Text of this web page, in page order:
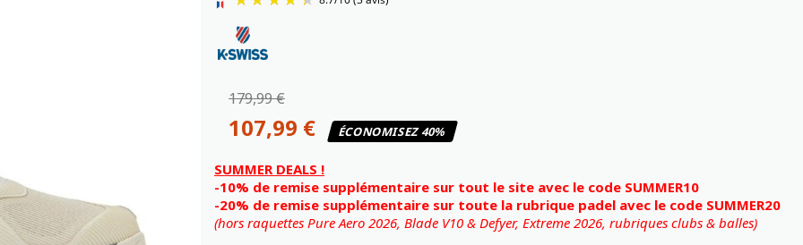
179,99 €
107,99 € ÉCONOMISEZ 40%
SUMMER DEALS !
-10% de remise supplémentaire sur tout le site avec le code SUMMER10
-20% de remise supplémentaire sur toute la rubrique padel avec le code SUMMER20
(hors raquettes Pure Aero 2026, Blade V10 & Defyer, Extreme 2026, rubriques clubs & balles)